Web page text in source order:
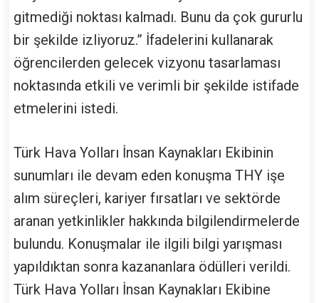
gitmediği noktası kalmadı. Bunu da çok gururlu
bir şekilde izliyoruz.” İfadelerini kullanarak
öğrencilerden gelecek vizyonu tasarlaması
noktasında etkili ve verimli bir şekilde istifade
etmelerini istedi.
Türk Hava Yolları İnsan Kaynakları Ekibinin
sunumları ile devam eden konuşma THY işe
alım süreçleri, kariyer fırsatları ve sektörde
aranan yetkinlikler hakkında bilgilendirmelerde
bulundu. Konuşmalar ile ilgili bilgi yarışması
yapıldıktan sonra kazananlara ödülleri verildi.
Türk Hava Yolları İnsan Kaynakları Ekibine